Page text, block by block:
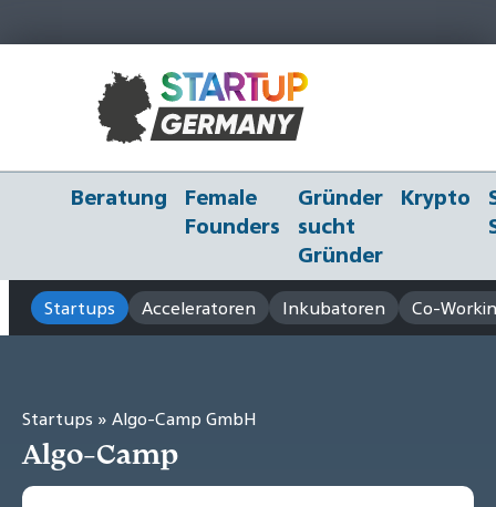
Beratung
Female
Founders
Gründer
sucht
Gründer
Krypto
Startups Acceleratoren Inkubatoren Co-
Startups » Algo-Camp GmbH
Algo-Camp